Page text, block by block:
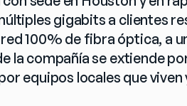
gigabits a clientes
100% de fibra óptica, a
la compañía se extiende
equipos locales que viven